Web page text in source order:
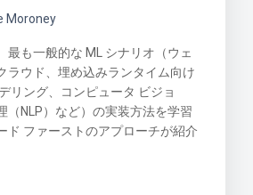
Moroney
最も一般的な ML シナリオ（ウェ
ラウド、埋め込みランタイム向け
リング、コンピュータ ビジョ
（NLP）など）の実装方法を学習
ド ファーストのアプローチが紹介